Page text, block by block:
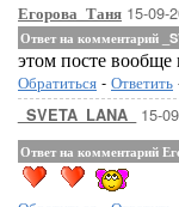
Егорова_Таня 15-09-
Ответ на комментарий
этом посте вообще
Обратиться - Ответить
_SVETA_LANA_ 15-
Ответ на комментарий